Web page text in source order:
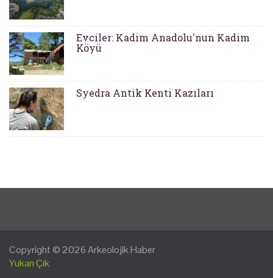
Evciler: Kadim Anadolu'nun Kadim
Köyü
Syedra Antik Kenti Kazıları
Copyright © 2026Arkeolojik Haber
Yukarı Çık